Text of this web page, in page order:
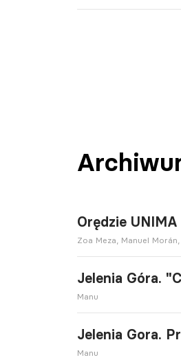
Orędzie
Zoa Meza, Manuel
Jelenia Góra.
Manu
Jelenia Gora.
Manu